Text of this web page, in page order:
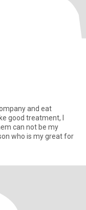
and eat
good treatment, I
can not be my
who is my great for